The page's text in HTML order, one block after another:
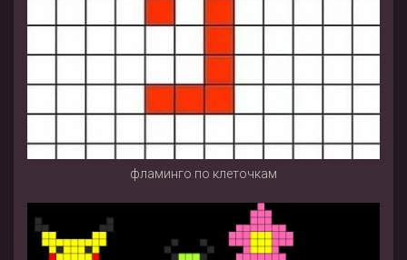
фламинго по клеточкам